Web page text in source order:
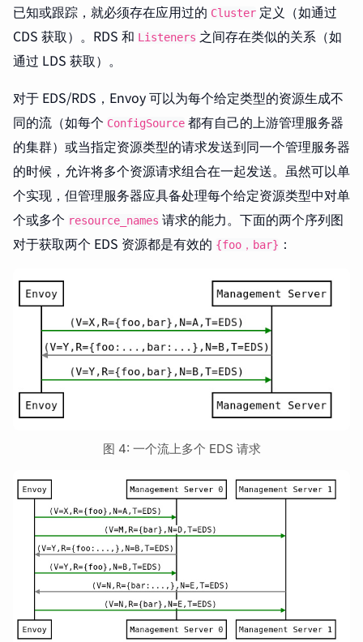
已知或跟踪，就必须存在应用过的 Cluster 定义（如通过
CDS 获取）。RDS 和 Listeners 之间存在类似的关系（如
通过 LDS 获取）。
对于 EDS/RDS，Envoy 可以为每个给定类型的资源生成不
同的流（如每个 ConfigSource 都有自己的上游管理服务器
的集群）或当指定资源类型的请求发送到同一个管理服务器
的时候，允许将多个资源请求组合在一起发送。虽然可以单
个实现，但管理服务器应具备处理每个给定资源类型中对单
个或多个 resource_names 请求的能力。下面的两个序列图
对于获取两个 EDS 资源都是有效的 {foo，bar} ：
图 4: 一个流上多个 EDS 请求